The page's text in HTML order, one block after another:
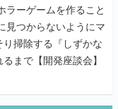
ラーゲームを作ること
掃除する『しずかな
まで【開発座談会】